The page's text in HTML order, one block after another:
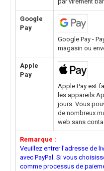
Google
Pay
Google Pay -
magasin ou
Apple
Pay
Apple Pay est
les appareils
jours. Vous
de nombreux
web sans
Remarque :
Veuillez entrer l'adresse de
avec PayPal. Si vous
comme processus de